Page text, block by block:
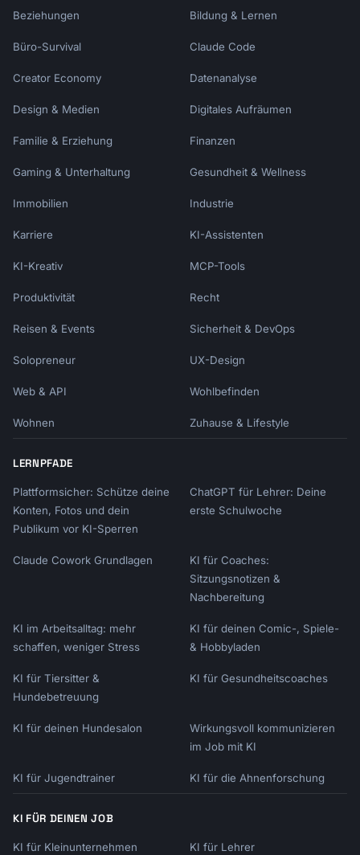
Beziehungen Bildung & Lernen
Büro-Survival Claude Code
Creator Economy Datenanalyse
Design & Medien Digitales Aufräumen
Familie & Erziehung Finanzen
Gaming & Unterhaltung Gesundheit & Wellness
Immobilien Industrie
Karriere KI-Assistenten
KI-Kreativ MCP-Tools
Produktivität Recht
Reisen & Events Sicherheit & DevOps
Solopreneur UX-Design
Web & API Wohlbefinden
Wohnen Zuhause & Lifestyle
LERNPFADE
Plattformsicher: Schütze deine
Konten, Fotos und dein
Publikum vor KI-Sperren
ChatGPT für Lehrer: Deine
erste Schulwoche
Claude Cowork Grundlagen
KI für Coaches:
Sitzungsnotizen &
Nachbereitung
KI im Arbeitsalltag: mehr
schaffen, weniger Stress
KI für deinen Comic-, Spiele-
& Hobbyladen
KI für Tiersitter &
Hundebetreuung
KI für Gesundheitscoaches
KI für deinen Hundesalon
Wirkungsvoll kommunizieren
im Job mit KI
KI für Jugendtrainer KI für die Ahnenforschung
KI FÜR DEINEN JOB
KI für Kleinunternehmen KI für Lehrer